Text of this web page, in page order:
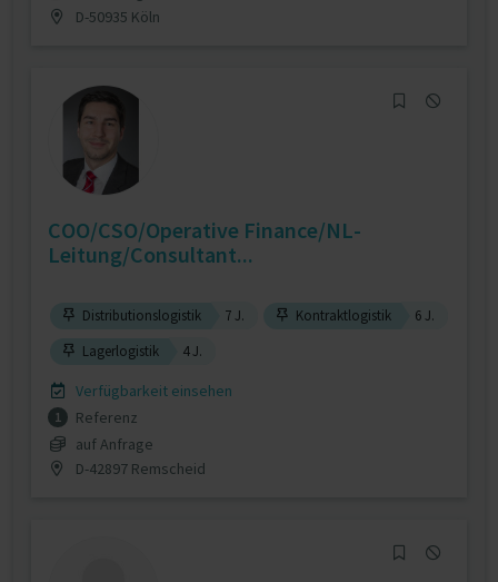
D-50935 Köln
COO/CSO/Operative Finance/NL-
Leitung/Consultant...
Distributionslogistik 7 J. Kontraktlogistik
6 J.
Lagerlogistik
4 J.
Verfügbarkeit einsehen
1
Referenz
auf Anfrage
D-42897 Remscheid